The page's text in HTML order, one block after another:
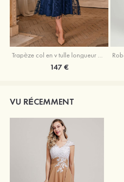
Trapèze col en v tulle longueur mollet robe de mère de la mariée avec appliqué paillettes ceinture
147 €
VU RÉCEMMENT